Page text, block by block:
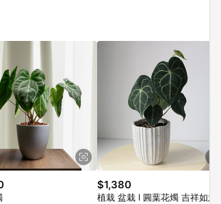
才首次下載 Pinkoi APP 並完成訂單，不
$1,380
植栽 盆栽 l 圓葉花燭 吉祥如意大